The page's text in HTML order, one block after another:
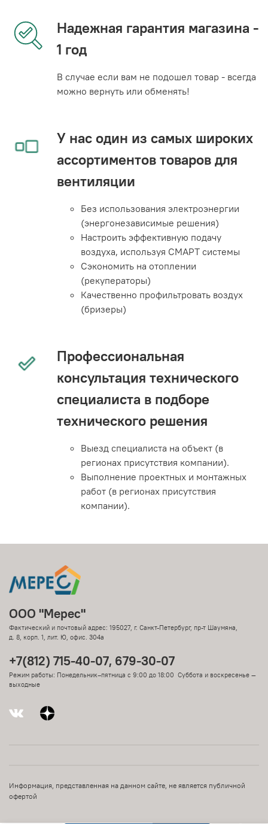
Надежная гарантия магазина -
1 год
В случае если вам не подошел товар - всегда
можно вернуть или обменять!
У нас один из самых широких
ассортиментов товаров для
вентиляции
Без использования электроэнергии
(энергонезависимые решения)
Настроить эффективную подачу
воздуха, используя СМАРТ системы
Сэкономить на отоплении
(рекуператоры)
Качественно профильтровать воздух
(бризеры)
Профессиональная
консультация технического
специалиста в подборе
технического решения
Выезд специалиста на объект (в
регионах присутствия компании).
Выполнение проектных и монтажных
работ (в регионах присутствия
компании).
ООО "Мерес"
Фактический и почтовый адрес: 195027, г. Санкт-Петербург, пр-т Шаумяна,
д. 8, корп. 1, лит. Ю, офис. 304а
+7(812) 715-40-07, 679-30-07
Режим работы: Понедельник–пятница с 9:00 до 18:00 Суббота и воскресенье —
выходные
Информация, представленная на данном сайте, не является публичной
офертой